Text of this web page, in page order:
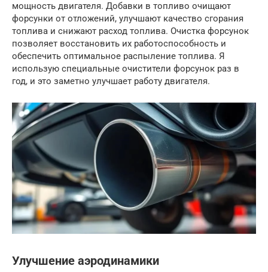
мощность двигателя. Добавки в топливо очищают
форсунки от отложений, улучшают качество сгорания
топлива и снижают расход топлива. Очистка форсунок
позволяет восстановить их работоспособность и
обеспечить оптимальное распыление топлива. Я
использую специальные очистители форсунок раз в
год, и это заметно улучшает работу двигателя.
Улучшение аэродинамики